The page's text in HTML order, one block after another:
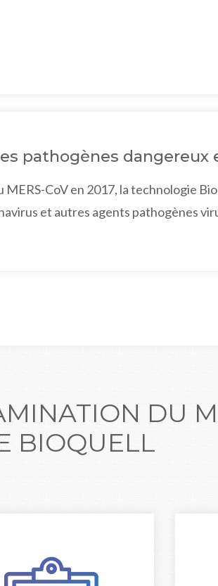
pathogènes
MERS-CoV en 2017, la technologie
et autres agents pathogènes
DU
BIOQUELL